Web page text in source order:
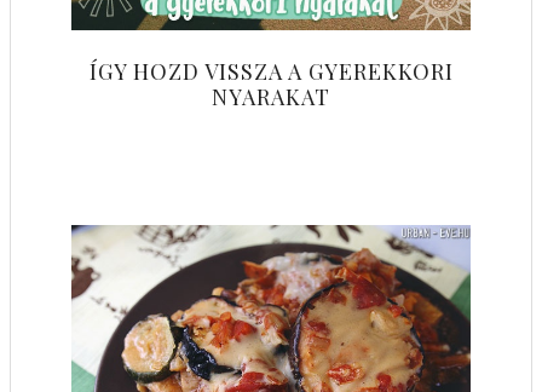
ÍGY HOZD VISSZA A GYEREKKORI
NYARAKAT